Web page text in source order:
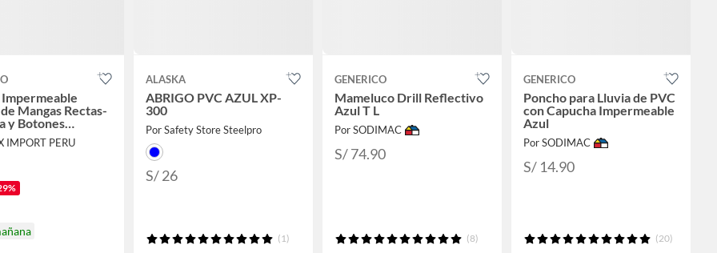
Mangas Rectas-
y Botones
IMPORT PERU
ALASKA
ABRIGO PVC AZUL XP-
300
Por Safety Store Steelpro
S/ 26
(1)
GENERICO
Mameluco Drill Reflectivo
Azul T L
Por SODIMAC
S/ 74.90
(8)
GENERICO
Poncho para Lluvia de PVC
con Capucha Impermeable
Azul
Por SODIMAC
S/ 14.90
(20)